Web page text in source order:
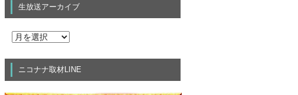
生放送アーカイブ
ニコナナ取材LINE